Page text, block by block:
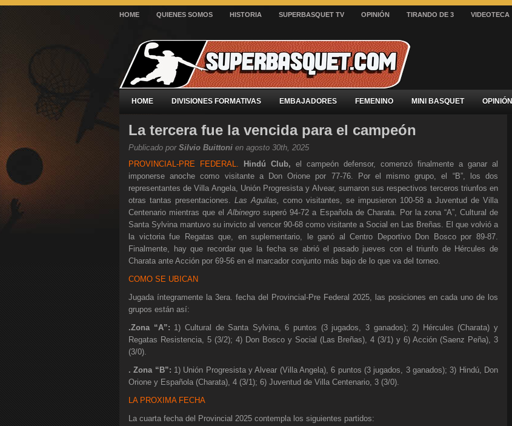
HOME QUIENES SOMOS HISTORIA SUPERBASQUET TV OPINIÓN TIRANDO DE 3 VIDEOTECA
HOME DIVISIONES FORMATIVAS EMBAJADORES FEMENINO MINI BASQUET OPINIÓN
La tercera fue la vencida para el campeón
Publicado por Silvio Buittoni en agosto 30th, 2025
PROVINCIAL-PRE FEDERAL.
Hindú Club, el campeón defensor, comenzó finalmente a ganar al
imponerse anoche como visitante a Don Orione por 77-76. Por el mismo grupo, el “B”, los dos
representantes de Villa Angela, Unión Progresista y Alvear, sumaron sus respectivos terceros triunfos en
otras tantas presentaciones. Las Aguilas, como visitantes, se impusieron 100-58 a Juventud de Villa
Centenario mientras que elAlbinegrosuperó 94-72 a Española de Charata. Por la zona “A”, Cultural de
Santa Sylvina mantuvo su invicto al vencer 90-68 como visitante a Social en Las Breñas. El que volvió a
la victoria fue Regatas que, en suplementario, le ganó al Centro Deportivo Don Bosco por 89-87.
Finalmente, hay que recordar que la fecha se abrió el pasado jueves con el triunfo de Hércules de
Charata ante Acción por 69-56 en el marcador conjunto más bajo de lo que va del torneo.
COMO SE UBICAN
Jugada íntegramente la 3era. fecha del Provincial-Pre Federal 2025, las posiciones en cada uno de los
grupos están así:
.Zona “A”: 1) Cultural de Santa Sylvina, 6 puntos (3 jugados, 3 ganados); 2) Hércules (Charata) y
Regatas Resistencia, 5 (3/2); 4) Don Bosco y Social (Las Breñas), 4 (3/1) y 6) Acción (Saenz Peña), 3
(3/0).
. Zona “B”: 1) Unión Progresista y Alvear (Villa Angela), 6 puntos (3 jugados, 3 ganados); 3) Hindú, Don
Orione y Española (Charata), 4 (3/1); 6) Juventud de Villa Centenario, 3 (3/0).
LA PROXIMA FECHA
La cuarta fecha del Provincial 2025 contempla los siguientes partidos: